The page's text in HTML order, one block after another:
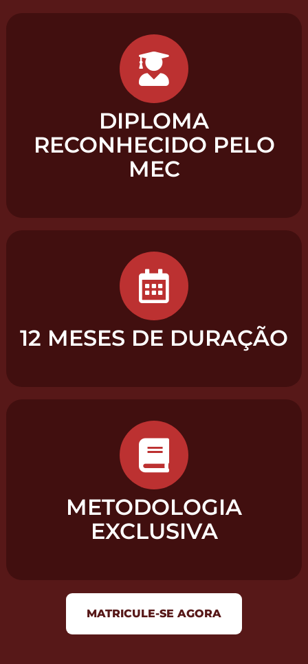
DIPLOMA
RECONHECIDO PELO
MEC
12 MESES DE DURAÇÃO
METODOLOGIA
EXCLUSIVA
MATRICULE-SE AGORA